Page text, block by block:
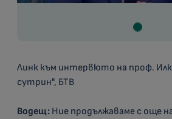
Линк към интервюто на проф.
сутрин", БТВ
Водещ: Ние продължаваме с още